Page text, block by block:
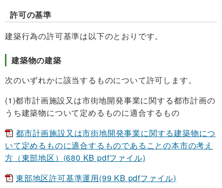
許可の基準
建築行為の許可基準は以下のとおりです。
建築物の建築
次のいずれかに該当するものについて許可します。
(1)都市計画施設又は市街地開発事業に関する都市計画の
うち建築物について定めるものに適合するもの
都市計画施設又は市街地開発事業に関する建築物につ
いて定めるものに適合するものであることの本市の考え
方（東部地区）(680 KB pdfファイル)
東部地区許可基準運用(99 KB pdfファイル)